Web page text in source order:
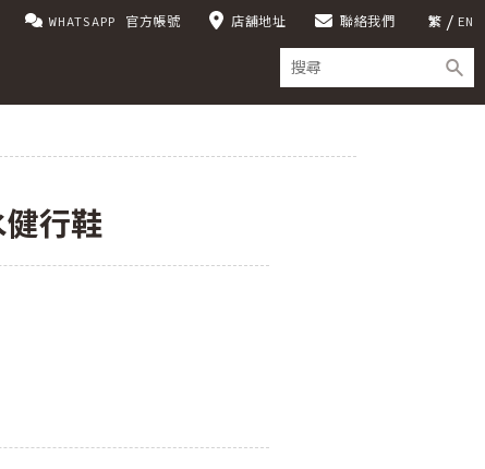
繁 EN
WHATSAPP 官方帳號 店舖地址 聯絡我們
健行鞋